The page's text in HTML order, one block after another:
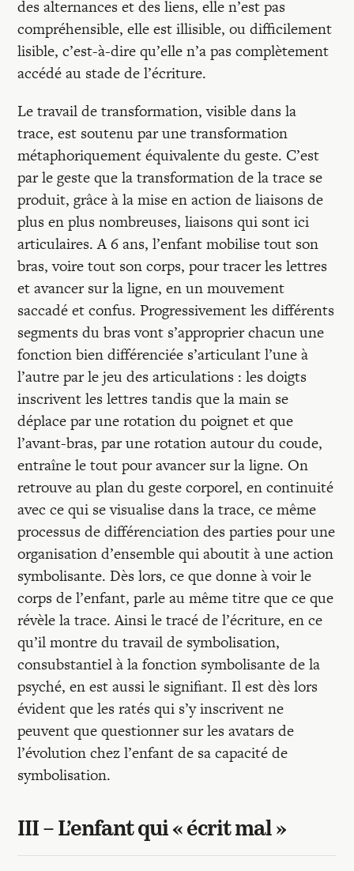
des alternances et des liens, elle n’est pas
compréhensible, elle est illisible, ou difficilement
lisible, c’est-à-dire qu’elle n’a pas complètement
accédé au stade de l’écriture.
Le travail de transformation, visible dans la
trace, est soutenu par une transformation
métaphoriquement équivalente du geste. C’est
par le geste que la transformation de la trace se
produit, grâce à la mise en action de liaisons de
plus en plus nombreuses, liaisons qui sont ici
articulaires. A 6 ans, l’enfant mobilise tout son
bras, voire tout son corps, pour tracer les lettres
et avancer sur la ligne, en un mouvement
saccadé et confus. Progressivement les différents
segments du bras vont s’approprier chacun une
fonction bien différenciée s’articulant l’une à
l’autre par le jeu des articulations : les doigts
inscrivent les lettres tandis que la main se
déplace par une rotation du poignet et que
l’avant-bras, par une rotation autour du coude,
entraîne le tout pour avancer sur la ligne. On
retrouve au plan du geste corporel, en continuité
avec ce qui se visualise dans la trace, ce même
processus de différenciation des parties pour une
organisation d’ensemble qui aboutit à une action
symbolisante. Dès lors, ce que donne à voir le
corps de l’enfant, parle au même titre que ce que
révèle la trace. Ainsi le tracé de l’écriture, en ce
qu’il montre du travail de symbolisation,
consubstantiel à la fonction symbolisante de la
psyché, en est aussi le signifiant. Il est dès lors
évident que les ratés qui s’y inscrivent ne
peuvent que questionner sur les avatars de
l’évolution chez l’enfant de sa capacité de
symbolisation.
III – L’enfant qui « écrit mal »